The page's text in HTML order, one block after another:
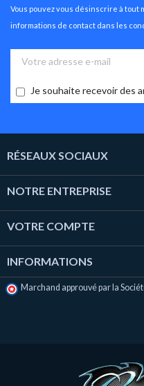
Vous pouvez vous désinscrire à tout
informations de contact dans les
Je souhaite recevoir des
RÉSEAUX SOCIAUX
NOTRE ENTREPRISE
VOTRE COMPTE
INFORMATIONS
Marchand approuvé par la